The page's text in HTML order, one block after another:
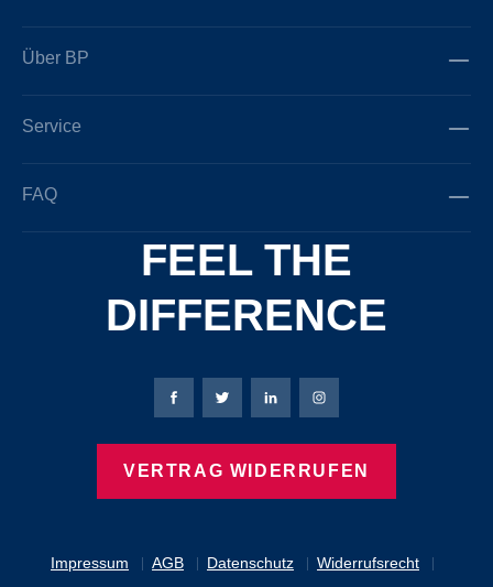
Über BP
Service
FAQ
FEEL THE
DIFFERENCE
Impressum AGB Datenschutz Widerrufsrecht
Bierbaum-Proenen Facebook-Seite
Bierbaum-Proenen Twitter Seite
Bierbaum-Proenen LinkedIn
Bierbaum-Proenen
VERTRAG WIDERRUFEN